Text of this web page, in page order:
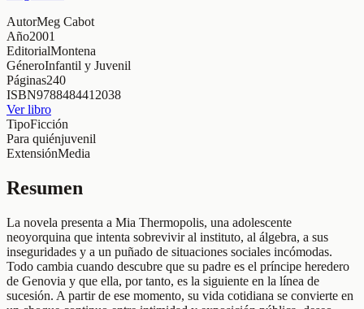
AutorMeg Cabot
Año2001
EditorialMontena
GéneroInfantil y Juvenil
Páginas240
ISBN9788484412038
Ver libro
TipoFicción
Para quiénjuvenil
ExtensiónMedia
Resumen
La novela presenta a Mia Thermopolis, una adolescente
neoyorquina que intenta sobrevivir al instituto, al álgebra, a sus
inseguridades y a un puñado de situaciones sociales incómodas.
Todo cambia cuando descubre que su padre es el príncipe heredero
de Genovia y que ella, por tanto, es la siguiente en la línea de
sucesión. A partir de ese momento, su vida cotidiana se convierte en